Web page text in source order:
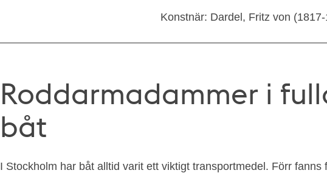
Konstnär: Dardel, Fritz von
Roddarmadammer i
båt
I Stockholm har båt alltid varit ett viktigt transportmedel. Förr fanns